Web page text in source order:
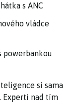
s ANC
vládce
powerbankou
si sama
Experti nad tím